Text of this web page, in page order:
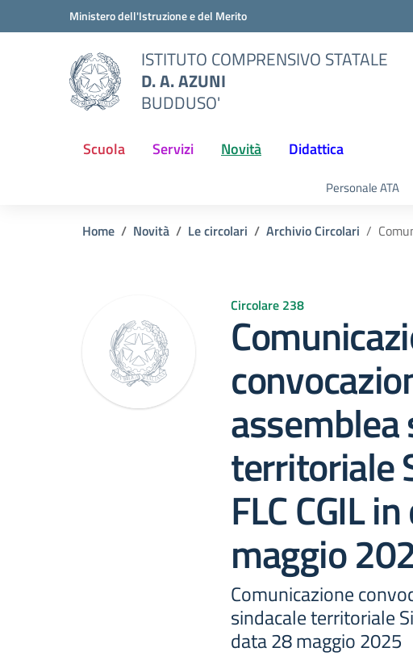
Vai ai contenuti
Vai al menu di navigazioneMinistero dell'Istruzione e del Merito
ISTITUTO COMPRENSIVO STATALE
D. A. AZUNI
BUDDUSO'
Scuola Servizi Novità Didattica
Personale ATA
Home Novità Le circolari Archivio Circolari
Circolare 238
assemblea
territoriale
FLC CGIL
maggio
Comunicazione
sindacale territoriale
data 28 maggio 2025